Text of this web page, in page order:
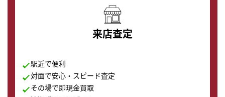
来店査定
駅近で便利
対面で安心・スピード査定
その場で即現金買取